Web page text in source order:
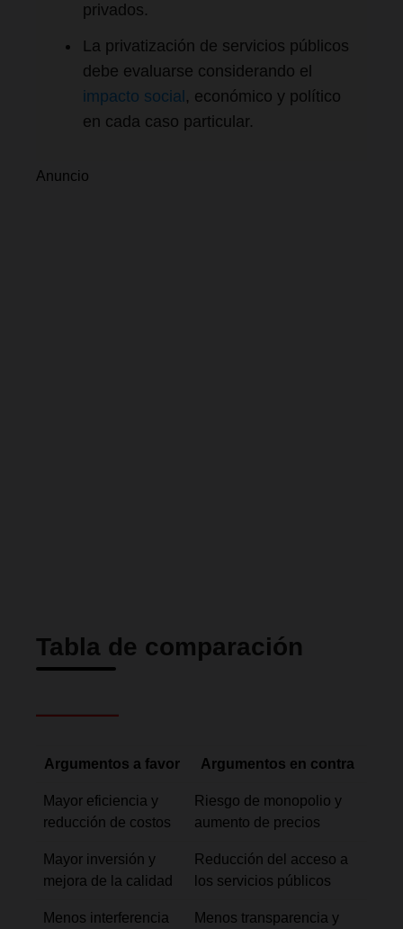
privados.
La privatización de servicios públicos
debe evaluarse considerando el
impacto social , económico y político
en cada caso particular.
Anuncio
Tabla de comparación
Argumentos a favor Argumentos en contra
Mayor eficiencia y
reducción de costos
Riesgo de monopolio y
aumento de precios
Mayor inversión y
mejora de la calidad
Reducción del acceso a
los servicios públicos
Menos interferencia Menos transparencia y